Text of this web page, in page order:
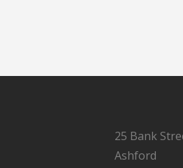
25 Bank
Ashford